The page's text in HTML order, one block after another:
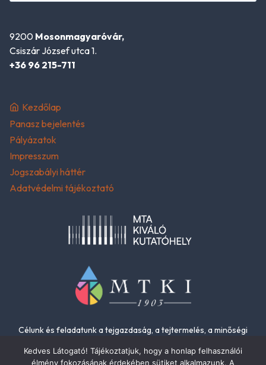
9200 Mosonmagyaróvár,
Csiszár József utca 1.
+36 96 215-711
Kezdőlap
Panasz bejelentés
Pályázatok
Impresszum
Jogszabályi háttér
Adatvédelmi tájékoztató
Célunk és feladatunk a tejgazdaság, a tejtermelés, a minőségi
Kedves Látogató! Tájékoztatjuk, hogy a honlap felhasználói
élmény fokozásának érdekében sütiket alkalmazunk. A